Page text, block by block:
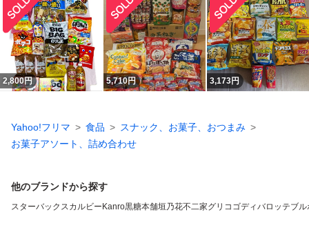
2,800円 5,710円 3,173円
Yahoo!フリマ 食品
スナック、お菓子、おつまみ
お菓子アソート、詰め合わせ
他のブランドから探す
スターバックスカルビー Kanro黒糖本舗垣乃花不二家グリコ ゴディバロッテブル